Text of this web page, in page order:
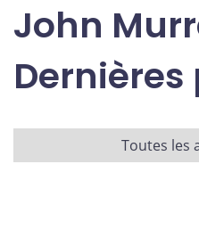
John
Toutes les